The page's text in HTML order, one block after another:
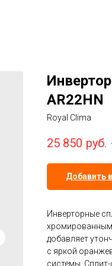
AR22HN
Royal Clima
25 850 руб.
Добавить
Инверторные
добавляет
с яркой
системы.